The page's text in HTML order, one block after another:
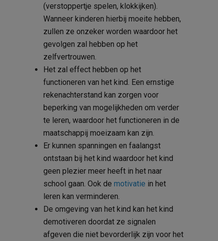
(verstoppertje spelen, klokkijken).
Wanneer kinderen hierbij moeite hebben,
zullen ze onzeker worden waardoor het
gevolgen zal hebben op het
zelfvertrouwen.
Het zal effect hebben op het
functioneren van het kind. Een ernstige
rekenachterstand kan zorgen voor
beperking van mogelijkheden om verder
te leren, waardoor het functioneren in de
maatschappij moeizaam kan zijn.
Er kunnen spanningen en faalangst
ontstaan bij het kind waardoor het kind
geen plezier meer heeft in het naar
school gaan. Ook de motivatie in het
leren kan verminderen.
De omgeving van het kind kan het kind
demotiveren doordat ze signalen
afgeven die niet bevorderlijk zijn voor het